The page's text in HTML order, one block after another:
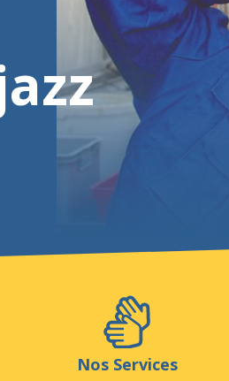
Nos Services